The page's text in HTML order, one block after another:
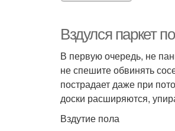
Вздулся паркет
В первую очередь, не
не спешите обвинять
пострадает даже при
доски расширяются,
Вздутие пола